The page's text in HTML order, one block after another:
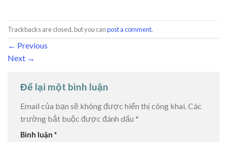
Trackbacks are closed, but you canpost a comment.
← Previous
Next →
Để lại một bình luận
Email của bạn sẽ không được hiển thị công khai.Các
trường bắt buộc được đánh dấu *
Bình luận *